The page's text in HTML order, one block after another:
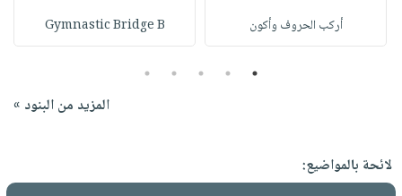
أركب الحروف وأكون Gymnastic Bridge B
1
2
3
4
5
المزيد من البنود »
لائحة بالمواضيع: